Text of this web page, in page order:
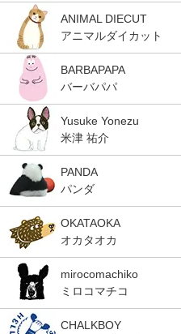
ANIMAL DIECUT
アニマルダイカット
BARBAPAPA
バーバパパ
Yusuke Yonezu
米津 祐介
PANDA
パンダ
OKATAOKA
オカタオカ
mirocomachiko
ミロコマチコ
CHALKBOY